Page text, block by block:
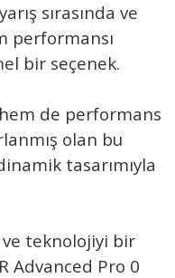
sırasında ve
performansı
bir seçenek.
de performans
olan bu
tasarımıyla
ve teknolojiyi bir
Advanced Pro 0